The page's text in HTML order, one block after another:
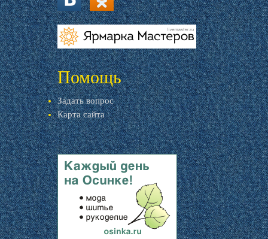
vk.com ok.ru
livemaster.ru
Помощь
Задать вопрос
Карта сайта